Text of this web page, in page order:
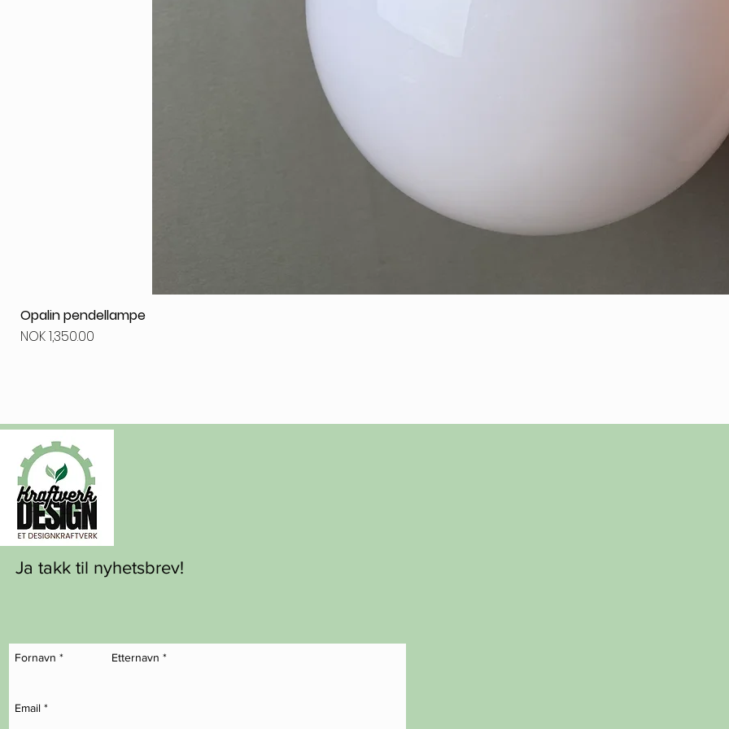
Opalin pendellampe
Price
NOK 1,350.00
Ja takk til nyhetsbrev!
Fornavn * Etternavn *
Email *